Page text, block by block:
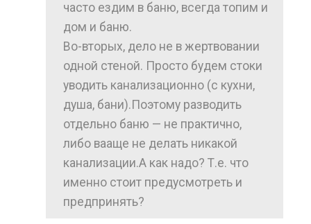
часто ездим в баню, всегда топим и
дом и баню.
Во-вторых, дело не в жертвовании
одной стеной. Просто будем стоки
уводить канализационно (с кухни,
душа, бани).Поэтому разводить
отдельно баню — не практично,
либо вааще не делать никакой
канализации.А как надо? Т.е. что
именно стоит предусмотреть и
предпринять?